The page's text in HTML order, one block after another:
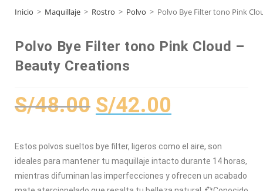
Inicio > Maquillaje > Rostro > Polvo > Polvo Bye Filter tono Pink
Polvo Bye Filter tono Pink Cloud –
Beauty Creations
S/48.00 S/42.00
Estos polvos sueltos bye filter, ligeros como el aire, son
ideales para mantener tu maquillaje intacto durante 14 horas,
mientras difuminan las imperfecciones y ofrecen un acabado